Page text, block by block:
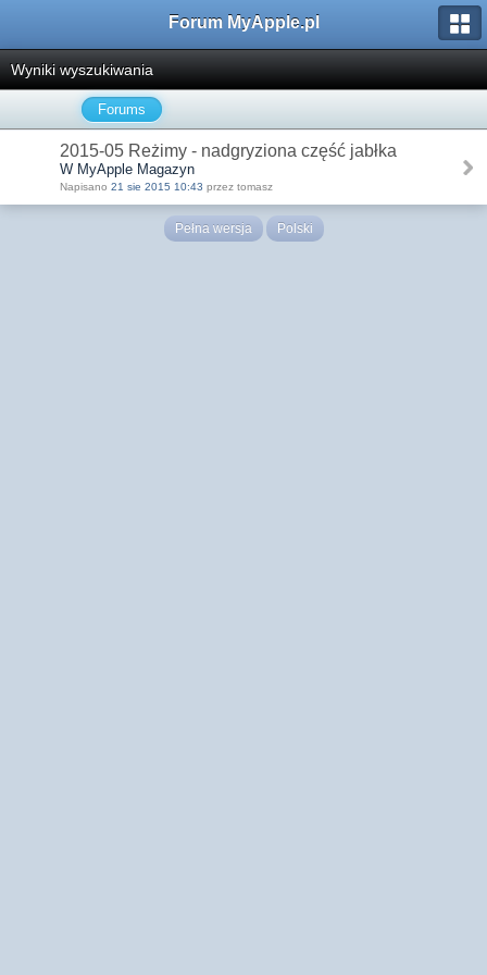
Forum MyApple.pl
Wyniki wyszukiwania
Forums
2015-05 Reżimy - nadgryziona część jabłka
W MyApple Magazyn
Napisano 21 sie 2015 10:43 przez tomasz
Pełna wersja Polski